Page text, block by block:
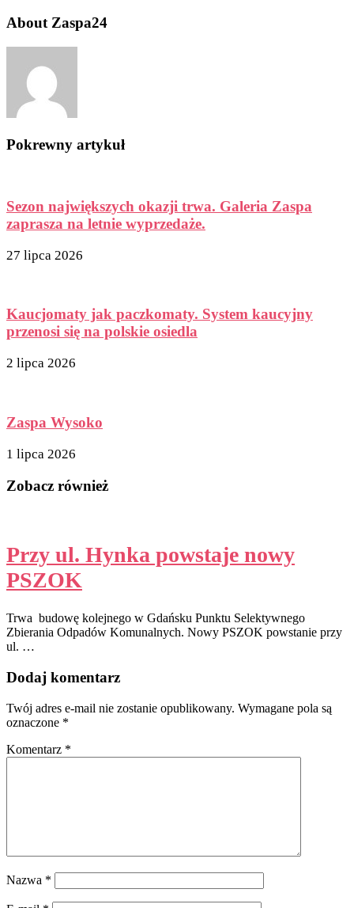
About Zaspa24
Pokrewny artykuł
Sezon największych okazji trwa. Galeria Zaspa
zaprasza na letnie wyprzedaże.
27 lipca 2026
Kaucjomaty jak paczkomaty. System kaucyjny
przenosi się na polskie osiedla
2 lipca 2026
Zaspa Wysoko
1 lipca 2026
Zobacz również
Przy ul. Hynka powstaje nowy
PSZOK
Trwa budowę kolejnego w Gdańsku Punktu Selektywnego
Zbierania Odpadów Komunalnych. Nowy PSZOK powstanie przy
ul. …
Dodaj komentarz
Twój adres e-mail nie zostanie opublikowany. Wymagane pola są
oznaczone *
Komentarz *
Nazwa *